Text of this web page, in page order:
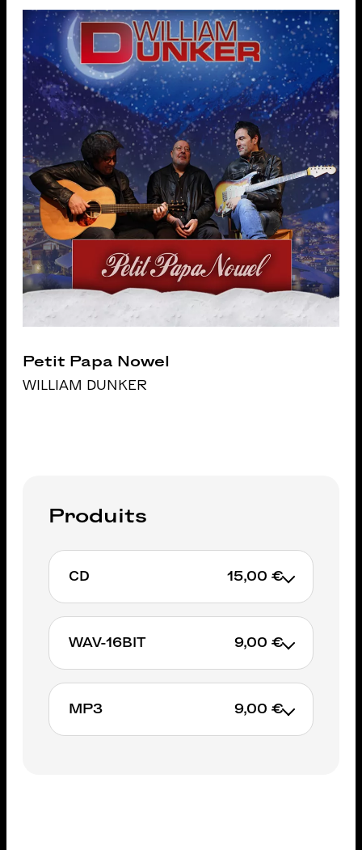
Petit Papa Nowel
WILLIAM DUNKER
Produits
CD 15,00 €
AJOUTER AU PANIER
WAV-16BIT 9,00 €
AJOUTER AU PANIER
MP3 9,00 €